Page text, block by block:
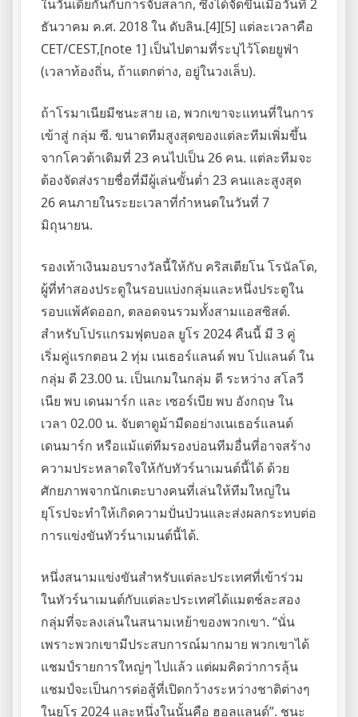
ในวันเดียกันกับการจับสลาก, ซึ่งได้จัดขึ้นเมื่อวันที่ 2
ธันวาคม ค.ศ. 2018 ใน ดับลิน.[4][5] แต่ละเวลาคือ
CET/CEST,[note 1] เป็นไปตามที่ระบุไว้โดยยูฟ่า
(เวลาท้องถิ่น, ถ้าแตกต่าง, อยู่ในวงเล็บ).
ถ้าโรมาเนียมีชนะสาย เอ, พวกเขาจะแทนที่ในการ
เข้าสู่ กลุ่ม ซี. ขนาดทีมสูงสุดของแต่ละทีมเพิ่มขึ้น
จากโควต้าเดิมที่ 23 คนไปเป็น 26 คน. แต่ละทีมจะ
ต้องจัดส่งรายชื่อที่มีผู้เล่นขั้นต่ำ 23 คนและสูงสุด
26 คนภายในระยะเวลาที่กำหนดในวันที่ 7
มิถุนายน.
รองเท้าเงินมอบรางวัลนี้ให้กับ คริสเตียโน โรนัลโด,
ผู้ที่ทำสองประตูในรอบแบ่งกลุ่มและหนึ่งประตูใน
รอบแพ้คัดออก, ตลอดจนรวมทั้งสามแอสซิสต์.
สำหรับโปรแกรมฟุตบอล ยูโร 2024 คืนนี้ มี 3 คู่
เริ่มคู่แรกตอน 2 ทุ่ม เนเธอร์แลนด์ พบ โปแลนด์ ใน
กลุ่ม ดี 23.00 น. เป็นเกมในกลุ่ม ดี ระหว่าง สโลวี
เนีย พบ เดนมาร์ก และ เซอร์เบีย พบ อังกฤษ ใน
เวลา 02.00 น. จับตาดูม้ามืดอย่างเนเธอร์แลนด์
เดนมาร์ก หรือแม้แต่ทีมรองบ่อนทีมอื่นที่อาจสร้าง
ความประหลาดใจให้กับทัวร์นาเมนต์นี้ได้ ด้วย
ศักยภาพจากนักเตะบางคนที่เล่นให้ทีมใหญ่ใน
ยุโรปจะทำให้เกิดความปั่นป่วนและส่งผลกระทบต่อ
การแข่งขันทัวร์นาเมนต์นี้ได้.
หนึ่งสนามแข่งขันสำหรับแต่ละประเทศที่เข้าร่วม
ในทัวร์นาเมนต์กับแต่ละประเทศได้แมตช์ละสอง
กลุ่มที่จะลงเล่นในสนามเหย้าของพวกเขา. “นั่น
เพราะพวกเขามีประสบการณ์มากมาย พวกเขาได้
แชมป์รายการใหญ่ๆ ไปแล้ว แต่ผมคิดว่าการลุ้น
แชมป์จะเป็นการต่อสู้ที่เปิดกว้างระหว่างชาติต่างๆ
ในยูโร 2024 และหนึ่งในนั้นคือ ฮอลแลนด์”. ชนะ